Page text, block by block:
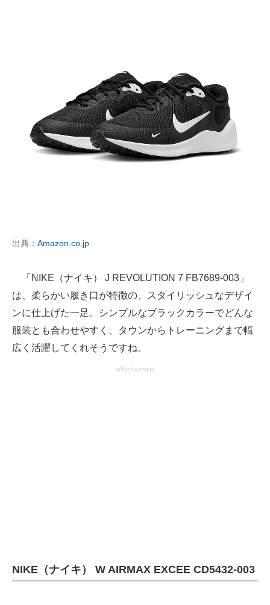
出典： Amazon.co.jp
「NIKE（ナイキ） J REVOLUTION 7 FB7689-003」
は、柔らかい履き口が特徴の、スタイリッシュなデザイ
ンに仕上げた一足。シンプルなブラックカラーでどんな
服装とも合わせやすく、タウンからトレーニングまで幅
広く活躍してくれそうですね。
advertisement
NIKE（ナイキ） W AIRMAX EXCEE CD5432-003